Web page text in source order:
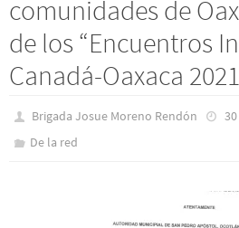
comunidades de
de los “Encuentros
Canadá-Oaxaca
Brigada Josue Moreno Rendón
De la red